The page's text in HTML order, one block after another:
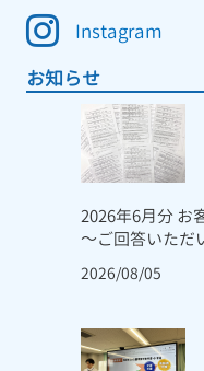
Instagram
お知らせ
2026年6月分 お
～ご回答いただ
2026/08/05